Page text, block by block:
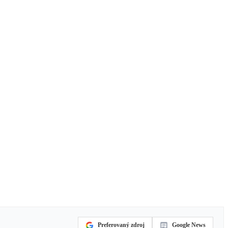
Preferovaný zdroj Google News